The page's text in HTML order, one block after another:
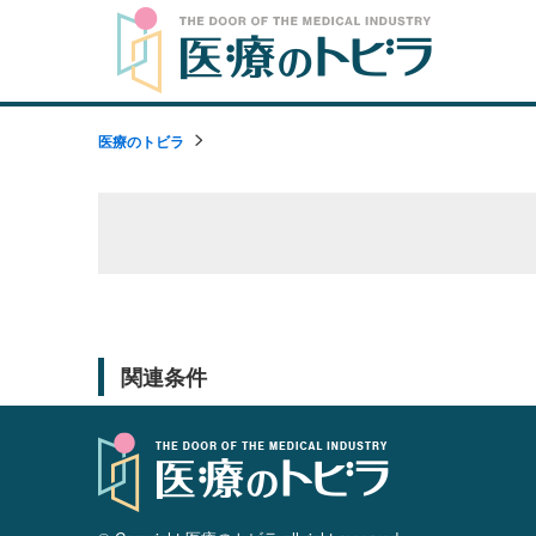
医療のトビラ
関連条件